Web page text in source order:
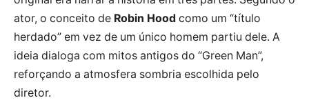
ator, o conceito de Robin Hood como um “título
herdado” em vez de um único homem partiu dele. A
ideia dialoga com mitos antigos do “Green Man”,
reforçando a atmosfera sombria escolhida pelo
diretor.